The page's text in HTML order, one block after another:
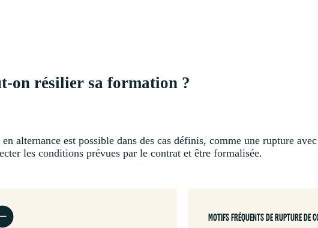
on résilier sa formation ?
alternance est possible dans des cas définis, comme une rupture
les conditions prévues par le contrat et être formalisée.
MOTIFS FRÉQUENTS DE RUPTURE DE